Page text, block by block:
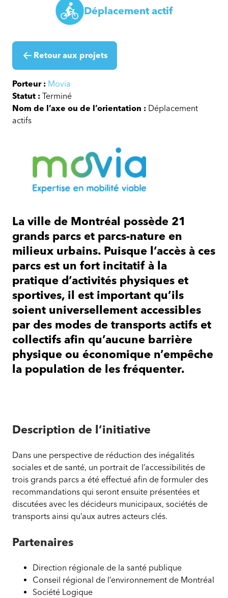
Déplacement actif
Retour aux projets
Porteur : Movia
Statut : Terminé
Nom de l’axe ou de l’orientation : Déplacement
actifs
Accessibles
(PAR
2020-
2022)
La ville de Montréal possède 21
grands parcs et parcs-nature en
milieux urbains. Puisque l’accès à ces
parcs est un fort incitatif à la
pratique d’activités physiques et
sportives, il est important qu’ils
soient universellement accessibles
par des modes de transports actifs et
collectifs afin qu’aucune barrière
physique ou économique n’empêche
la population de les fréquenter.
Description de l’initiative
Dans une perspective de réduction des inégalités
sociales et de santé, un portrait de l’accessibilités de
trois grands parcs a été effectué afin de formuler des
recommandations qui seront ensuite présentées et
discutées avec les décideurs municipaux, sociétés de
transports ainsi qu’aux autres acteurs clés.
Partenaires
Direction régionale de la santé publique
Conseil régional de l’environnement de Montréal
Société Logique